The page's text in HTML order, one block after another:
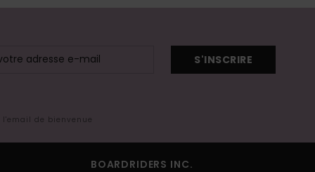
S'INSCRIRE
de bienvenue
BOARDRIDERS INC.